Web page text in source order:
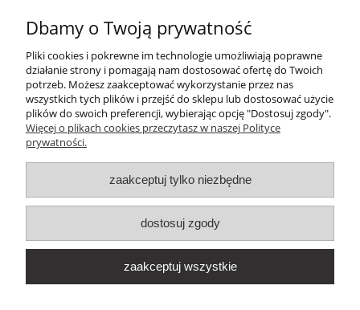
podczas treningów i walk.
FIRMA
Dbamy o Twoją prywatność
Pliki cookies i pokrewne im technologie umożliwiają poprawne
działanie strony i pomagają nam dostosować ofertę do Twoich
potrzeb. Możesz zaakceptować wykorzystanie przez nas
wszystkich tych plików i przejść do sklepu lub dostosować użycie
plików do swoich preferencji, wybierając opcję "Dostosuj zgody".
Więcej o plikach cookies przeczytasz w naszej Polityce
prywatności.
zaakceptuj tylko niezbędne
dostosuj zgody
zaakceptuj wszystkie